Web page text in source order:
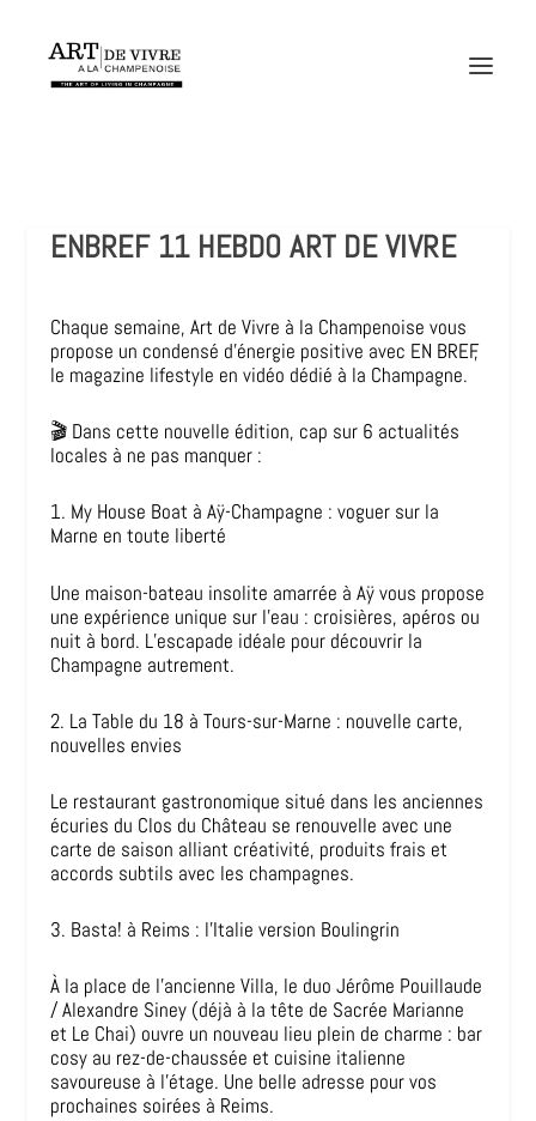
ENBREF 11 HEBDO ART DE VIVRE
Chaque semaine, Art de Vivre à la Champenoise vous
propose un condensé d’énergie positive avec EN BREF,
le magazine lifestyle en vidéo dédié à la Champagne.
🎬 Dans cette nouvelle édition, cap sur 6 actualités
locales à ne pas manquer :
1. My House Boat à Aÿ-Champagne : voguer sur la
Marne en toute liberté
Une maison-bateau insolite amarrée à Aÿ vous propose
une expérience unique sur l’eau : croisières, apéros ou
nuit à bord. L’escapade idéale pour découvrir la
Champagne autrement.
2. La Table du 18 à Tours-sur-Marne : nouvelle carte,
nouvelles envies
Le restaurant gastronomique situé dans les anciennes
écuries du Clos du Château se renouvelle avec une
carte de saison alliant créativité, produits frais et
accords subtils avec les champagnes.
3. Basta! à Reims : l’Italie version Boulingrin
À la place de l’ancienne Villa, le duo Jérôme Pouillaude
/ Alexandre Siney (déjà à la tête de Sacrée Marianne
et Le Chai) ouvre un nouveau lieu plein de charme : bar
cosy au rez-de-chaussée et cuisine italienne
savoureuse à l’étage. Une belle adresse pour vos
prochaines soirées à Reims.